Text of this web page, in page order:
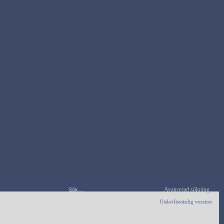
Avancerad sökning
Utskriftsvänlig version